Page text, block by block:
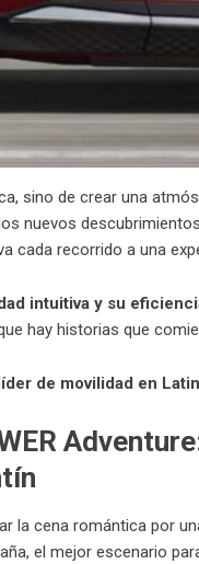
sino de crear una
nuevos
cada recorrido a una
intuitiva y su
hay historias que
de movilidad en
la cena romántica por
el mejor escenario